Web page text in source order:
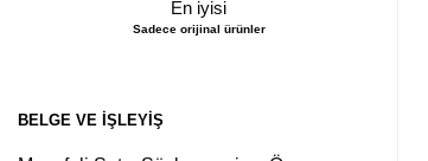
En iyisi
Sadece orijinal ürünler
BELGE VE İŞLEYIŞ